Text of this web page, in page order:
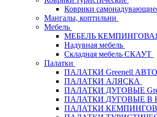
Коврики
Мангалы, коптильни
Мебель
МЕБЕЛЬ КЕМПИНГОВАЯ
Надувная мебель
Складная мебель СКАУТ
Палатки
ПАЛАТКИ Greenell
ПАЛАТКИ АЛЯСКА
ПАЛАТКИ ДУГОВЫЕ
ПАЛАТКИ ДУГОВЫЕ В
ПАЛАТКИ